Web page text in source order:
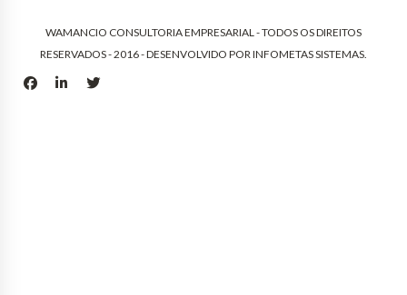
WAMANCIO CONSULTORIA EMPRESARIAL - TODOS OS DIREITOS
RESERVADOS - 2016 - DESENVOLVIDO POR INFOMETAS SISTEMAS